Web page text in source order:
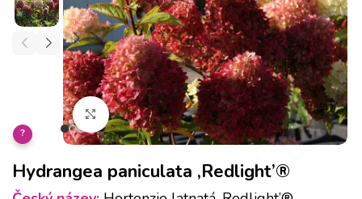
Klikněte pro zvětšení
?
Hydrangea paniculata ‚Redlight’®